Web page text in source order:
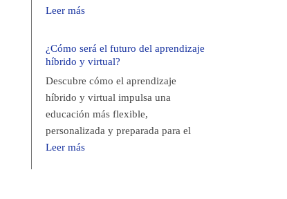
Leer más
¿Cómo será el futuro del aprendizaje
híbrido y virtual?
Descubre cómo el aprendizaje
híbrido y virtual impulsa una
educación más flexible,
personalizada y preparada para el
Leer más